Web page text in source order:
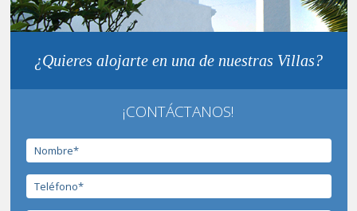
¿Quieres alojarte en una de nuestras Villas?
¡CONTÁCTANOS!